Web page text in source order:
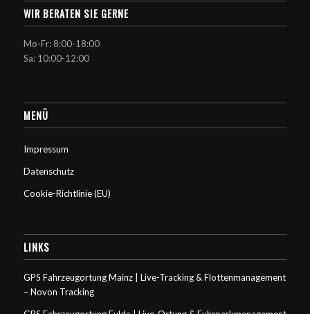
WIR BERATEN SIE GERNE
Mo-Fr: 8:00-18:00
Sa: 10:00-12:00
MENÜ
Impressum
Datenschutz
Cookie-Richtlinie (EU)
LINKS
GPS Fahrzeugortung Mainz | Live-Tracking & Flottenmanagement
– Novon Tracking